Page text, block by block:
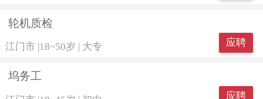
轮机质检
江门市 18~50岁 大专 应聘
坞务工
应聘